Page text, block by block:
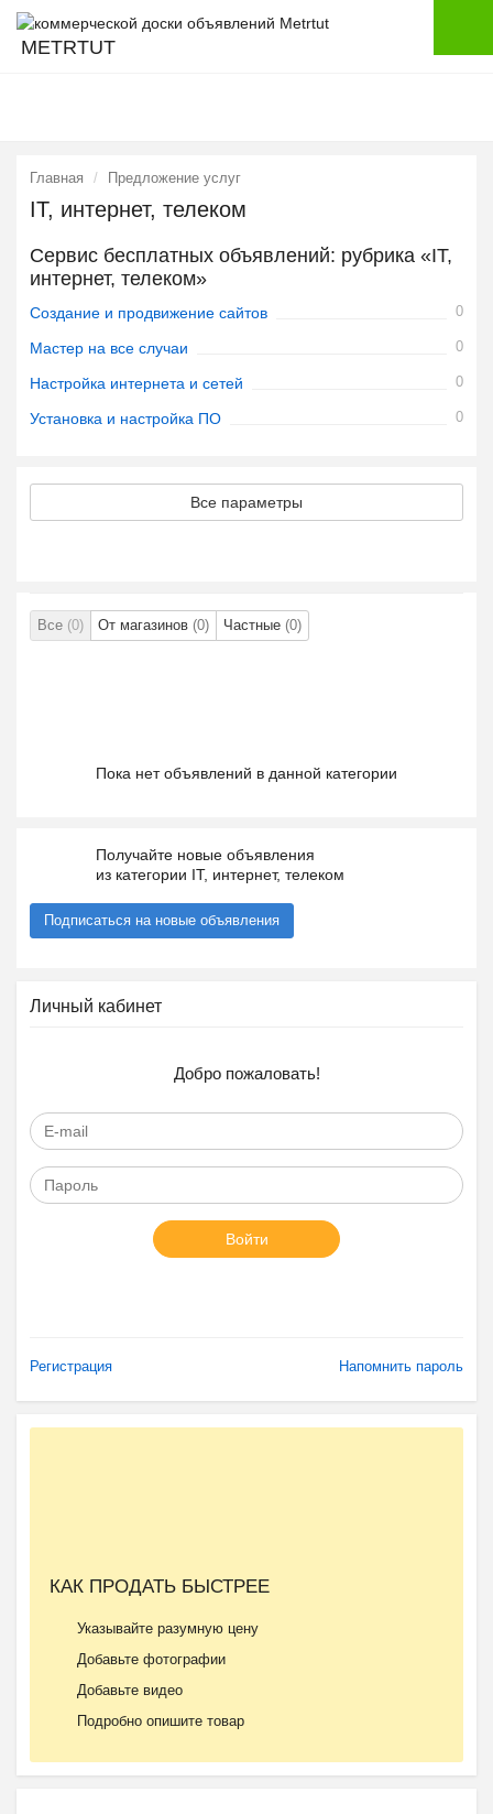
METRTUT
Главная Предложение услуг
IT, интернет, телеком
Сервис бесплатных объявлений: рубрика «IT,
интернет, телеком»
Создание и продвижение сайтов 0
Мастер на все случаи 0
Настройка интернета и сетей 0
Установка и настройка ПО 0
Все параметры
Все (0) От магазинов (0) Частные (0)
Пока нет объявлений в данной категории
Получайте новые объявления
из категории IT, интернет, телеком
Подписаться на новые объявления
Личный кабинет
Добро пожаловать!
Войти
Регистрация Напомнить пароль
КАК ПРОДАТЬ БЫСТРЕЕ
Указывайте разумную цену
Добавьте фотографии
Добавьте видео
Подробно опишите товар